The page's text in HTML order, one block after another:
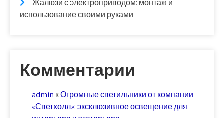
Жалюзи с электроприводом: монтаж и
использование своими руками
Комментарии
admin кОгромные светильники от компании
«Светхолл»: эксклюзивное освещение для